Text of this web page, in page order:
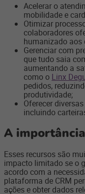
Acelerar o
mobilidade e
Otimizar
colaboradores
humanizado aos
Gerenciar com
que tudo saia
aumentando a
como o Linx
pedidos,
produtividade;
Oferecer
incluindo
A
Esses recursos são
impacto limitado se o
acordo com a
plataforma de CRM
ações e obter dados